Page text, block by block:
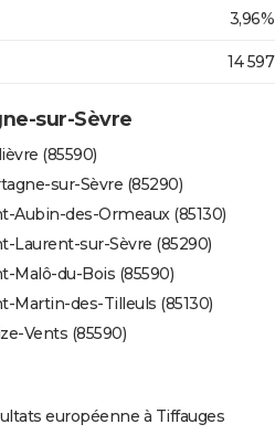
3,96%
14 597
sur-Sèvre
(85590)
sur-Sèvre (85290)
Aubin-des-Ormeaux (85130)
Laurent-sur-Sèvre (85290)
Malô-du-Bois (85590)
Martin-des-Tilleuls (85130)
Vents (85590)
européenne à Tiffauges